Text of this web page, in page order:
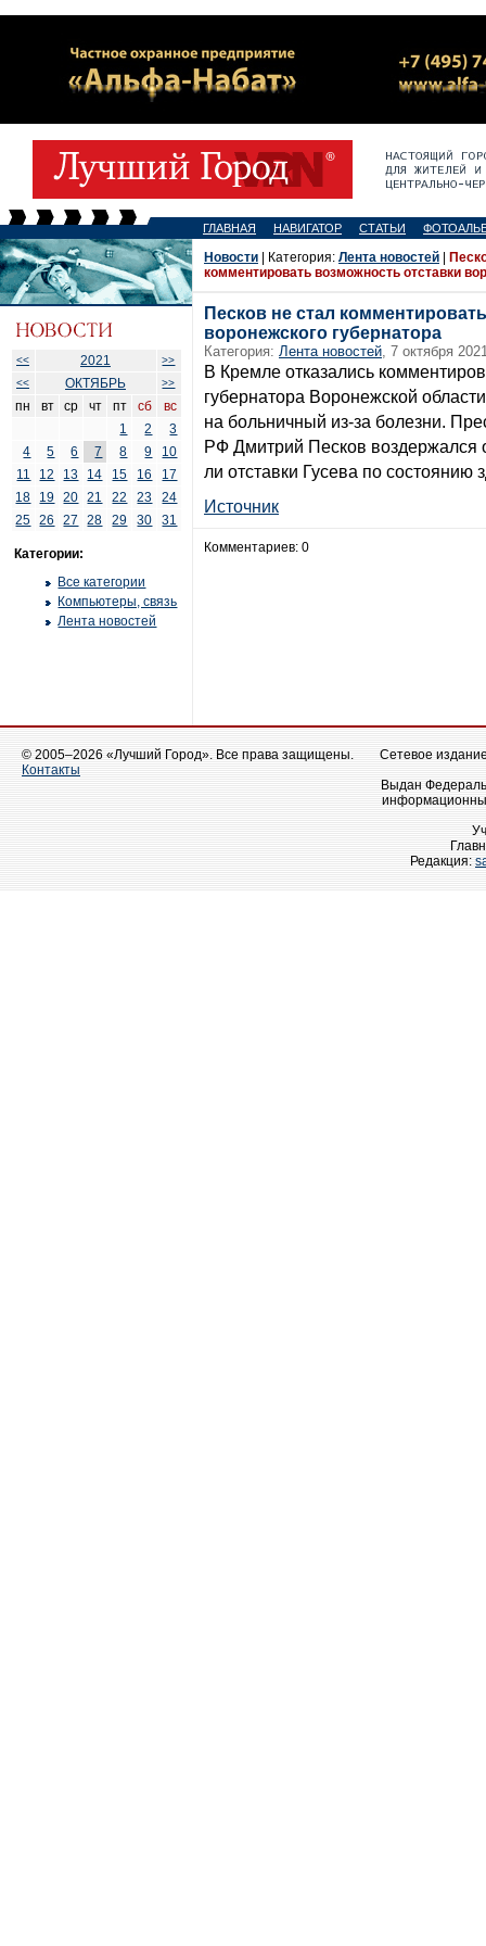
ГЛАВНАЯ НАВИГАТОР СТАТЬИ
<< 2021
>>
<<
ОКТЯБРЬ >>
пн вт ср чт пт сб
вс
1
2
3
4
5 6 7 8 9
10
11
12 13 14 15 16
17
18
19 20 21 22 23
24
25
26 27 28 29 30 31
Категории:
Все категории
Компьютеры, связь
Лента новостей
Новости | Категория: Лента новостей
комментировать возможность отставки
Песков не стал
воронежского губернатора
Категория: Лента новостей, 7 октября
В Кремле отказались
губернатора Воронежской
на больничный из-за болезни.
РФ Дмитрий Песков воздержался
ли отставки Гусева по состоянию
Источник
Комментариев: 0
© 2005–2026 «Лучший Город». Все права защищены.
Контакты
Сетевое
Выдан
Редакция: